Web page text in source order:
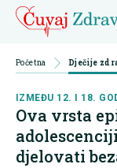
Početna Dječije
IZMEĐU 12. I 18.
Ova vrsta
djelovati